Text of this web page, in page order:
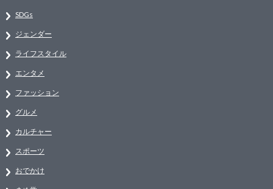
SDGs
ジェンダー
ライフスタイル
エンタメ
ファッション
グルメ
カルチャー
スポーツ
おでかけ